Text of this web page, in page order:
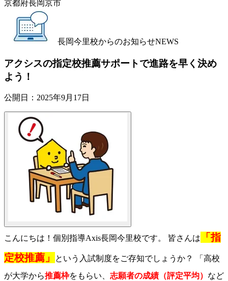
京都府長岡京市
長岡今里校からのお知らせNEWS
アクシスの指定校推薦サポートで進路を早く決め
よう！
公開日： 2025年9月17日
こんにちは！個別指導Axis長岡今里校です。 皆さんは
「指
定校推薦」
という入試制度をご存知でしょうか？ 「高校
が大学から推薦枠をもらい、 志願者の成績（評定平均） など